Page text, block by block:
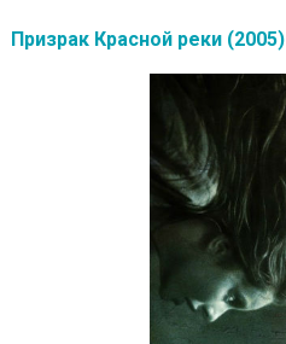
Призрак Красной реки (2005)